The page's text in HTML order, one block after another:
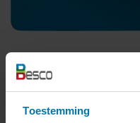
Toestemming
Kom je met het
Elke 23 min. na het uur in
afhalen indien u ons één dag